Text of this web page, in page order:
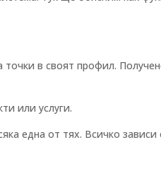
точки в своят профил.
или услуги.
една от тях. Всичко